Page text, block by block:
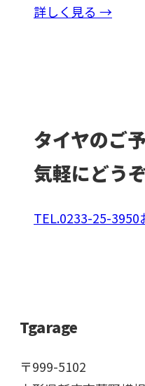
詳しく見る →
タイヤのご
気軽にどうぞ
TEL.0233-25-3950
Tgarage
〒999-5102